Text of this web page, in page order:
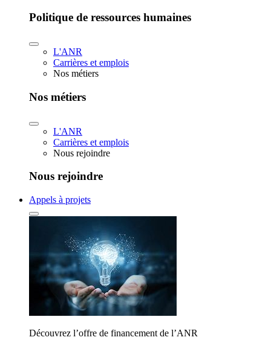
Politique de ressources humaines
L'ANR
Carrières et emplois
Nos métiers
Nos métiers
L'ANR
Carrières et emplois
Nous rejoindre
Nous rejoindre
Appels à projets
Découvrez l’offre de financement de l’ANR